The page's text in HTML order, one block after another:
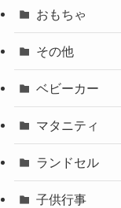
おもちゃ
その他
ベビーカー
マタニティ
ランドセル
子供行事